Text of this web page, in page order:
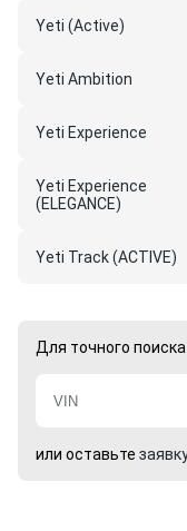
Yeti (Active)
Yeti Ambition
Yeti Experience
Yeti Experience
(ELEGANCE)
Yeti Track (ACTIVE)
Для точного
или оставьте